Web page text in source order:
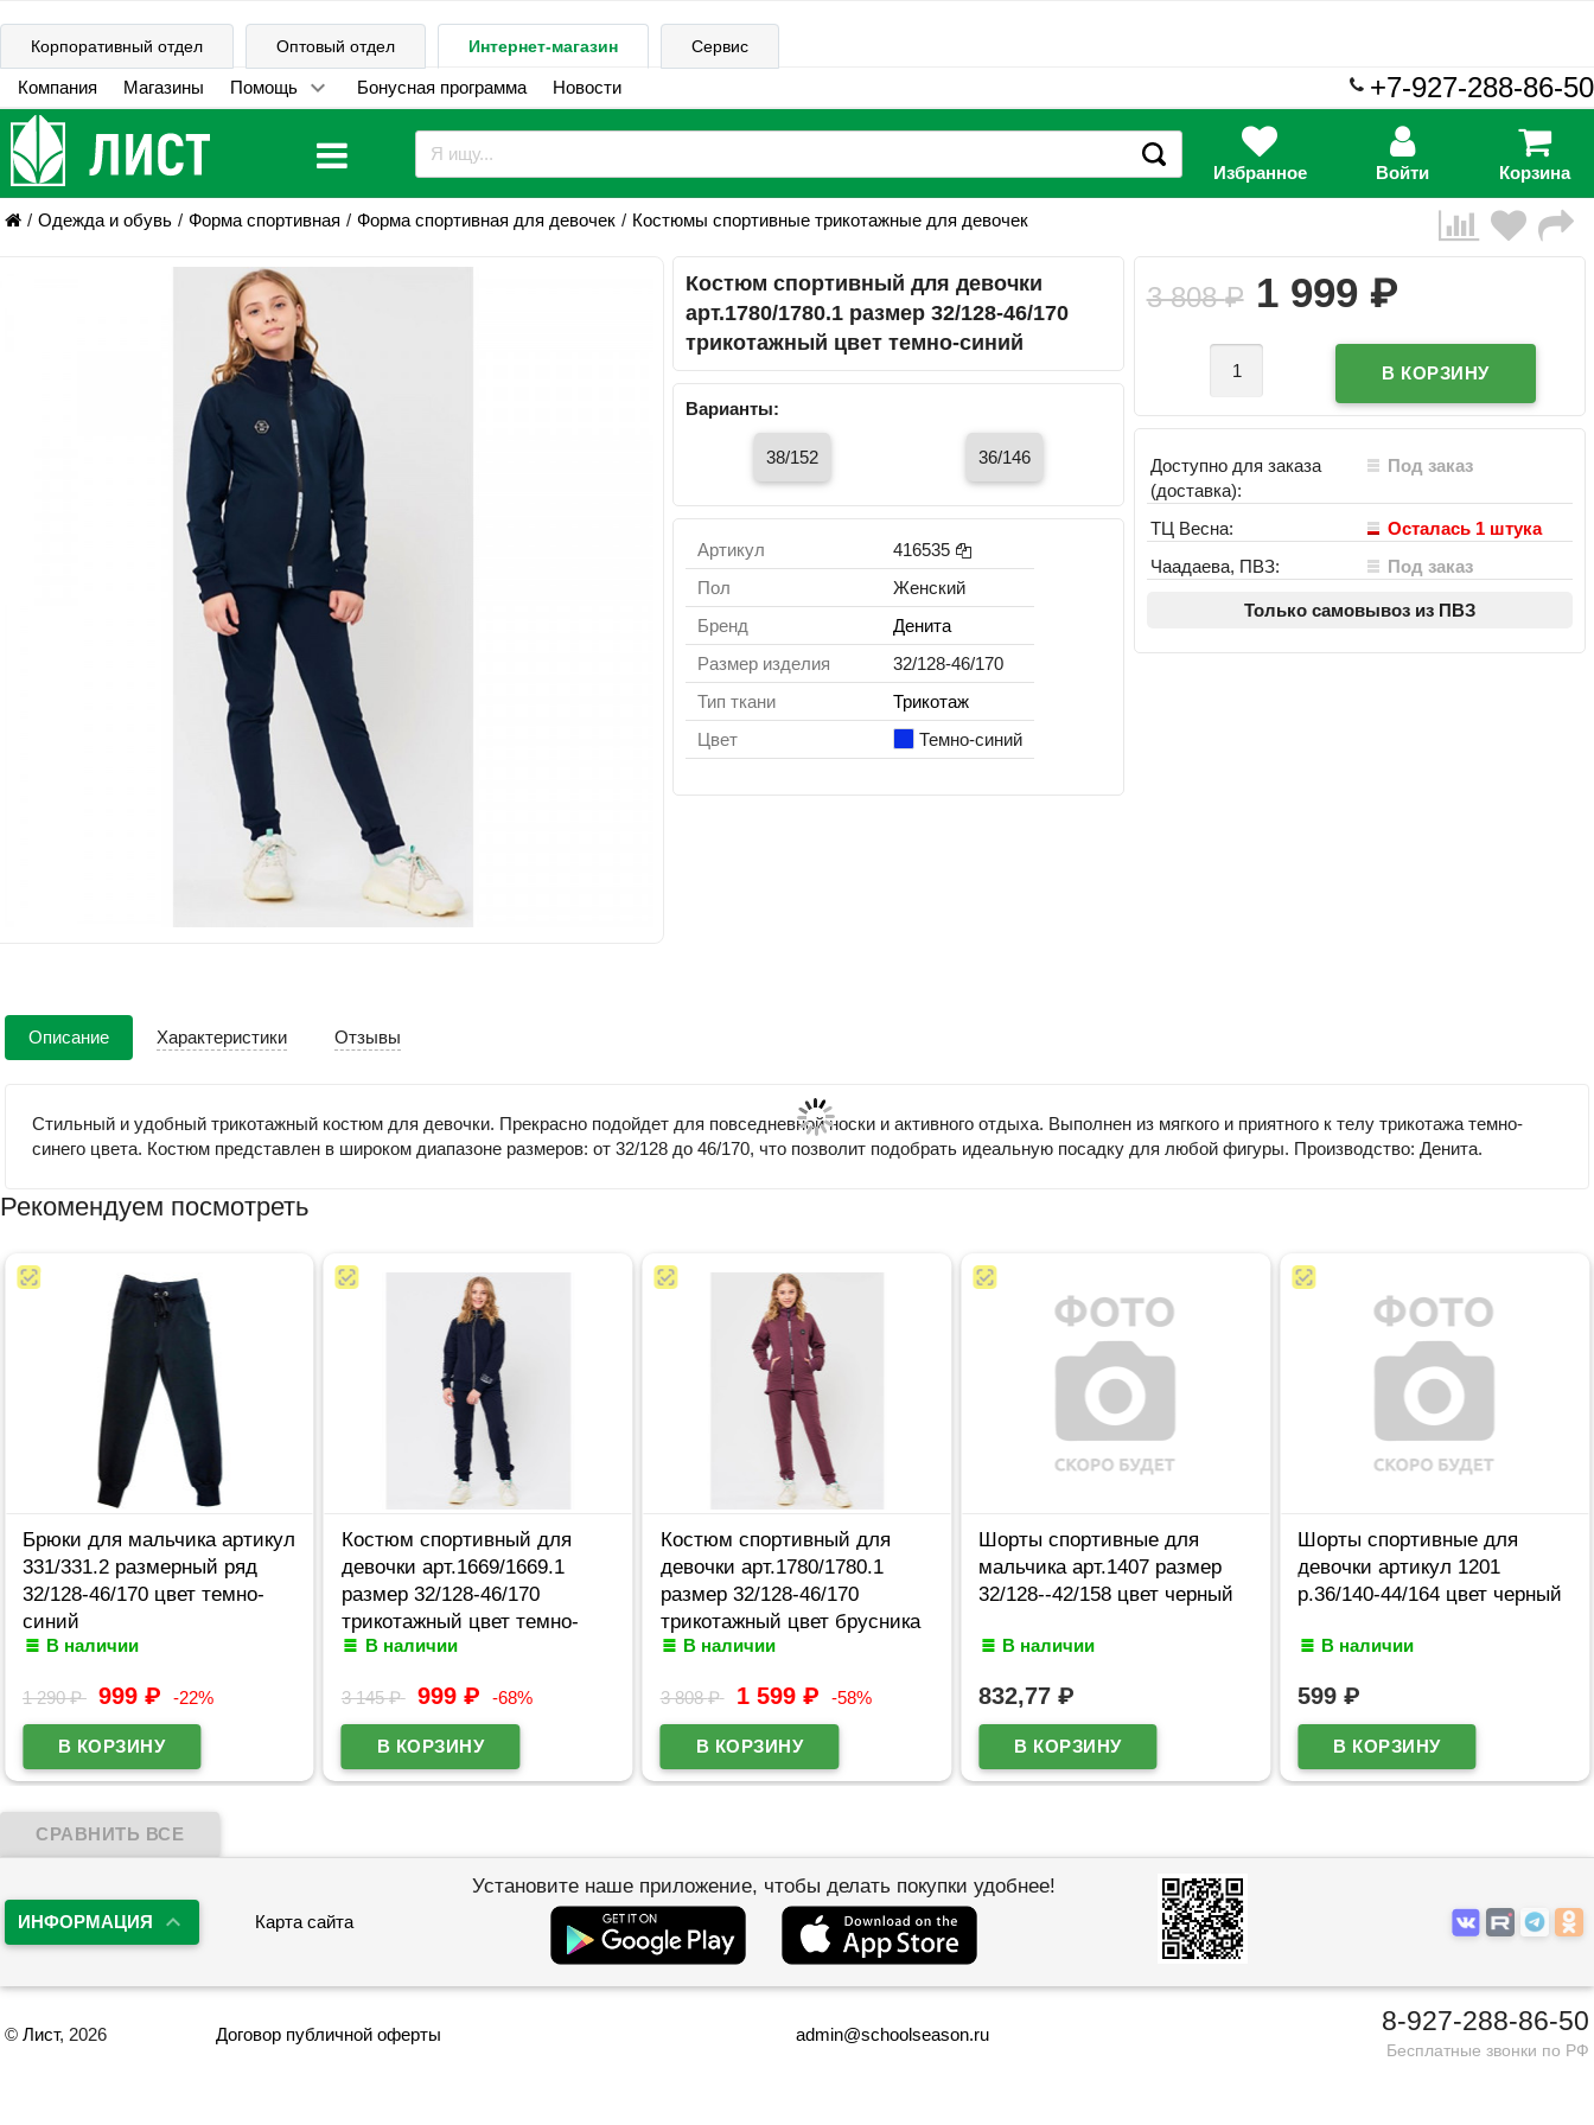
Корпоративный отдел Оптовый отдел Интернет-магазин Сервис
Компания Магазины Помощь Бонусная программа Новости +7-927-288-86-50
Избранное Войти Корзина
Одежда и обувь Форма спортивная Форма спортивная для девочек Костюмы спортивные трикотажные для девочек
Костюм спортивный для девочки
арт.1780/1780.1 размер 32/128-46/170
трикотажный цвет темно-синий
Варианты:
38/152 36/146
Артикул
416535
Пол
Женский
Бренд
Денита
Размер изделия
32/128-46/170
Тип ткани
Трикотаж
Цвет
Темно-синий
3 808₽ 1 999 ₽
Доступно для заказа
(доставка):
Под заказ
ТЦ Весна:
Осталась 1 штука
Чаадаева, ПВЗ:
Под заказ
Только самовывоз из ПВЗ
Описание Характеристики Отзывы
Стильный и удобный трикотажный костюм для девочки. Прекрасно подойдет для повседневной носки и активного отдыха. Выполнен из мягкого и приятного к телу трикотажа темно-
синего цвета. Костюм представлен в широком диапазоне размеров: от 32/128 до 46/170, что позволит подобрать идеальную посадку для любой фигуры. Производство: Денита.
Рекомендуем посмотреть
Брюки для мальчика артикул
331/331.2 размерный ряд
32/128-46/170 цвет темно-
синий
В наличии
1 290₽ 999 ₽ -22%
Костюм спортивный для
девочки арт.1669/1669.1
размер 32/128-46/170
трикотажный цвет темно-
синий
В наличии
3 145₽ 999 ₽ -68%
Костюм спортивный для
девочки арт.1780/1780.1
размер 32/128-46/170
трикотажный цвет брусника
В наличии
3 808₽ 1 599 ₽ -58%
Шорты спортивные для
мальчика арт.1407 размер
32/128--42/158 цвет черный
В наличии
832,77₽
Шорты спортивные для
девочки артикул 1201
р.36/140-44/164 цвет черный
В наличии
599₽
ИНФОРМАЦИЯ Карта сайта
Установите наше приложение, чтобы делать покупки удобнее!
© Лист, 2026 Договор публичной оферты admin@schoolseason.ru 8-927-288-86-50
Бесплатные звонки по РФ